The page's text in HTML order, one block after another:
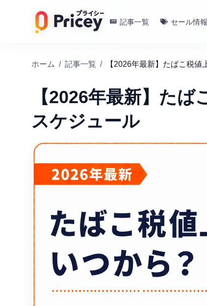
記事一覧 セール情報
ホーム / 記事一覧 / 【2026年最新】たばこ税
【2026年最新】た
スケジュール